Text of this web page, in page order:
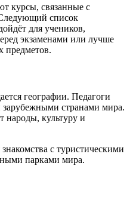
курсы, связанные с
список
для учеников,
экзаменами или лучше
предметов.
географии. Педагоги
зарубежными странами мира.
народы, культуру и
с туристическими
парками мира.